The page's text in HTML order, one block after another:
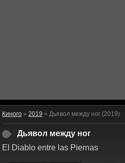
Киного » 2019 » Дьявол между ног (2019)
Дьявол между ног
El Diablo entre las Piernas